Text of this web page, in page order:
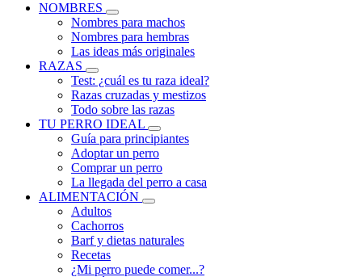
NOMBRES
Nombres para machos
Nombres para hembras
Las ideas más originales
RAZAS
Test: ¿cuál es tu raza ideal?
Razas cruzadas y mestizos
Todo sobre las razas
TU PERRO IDEAL
Guía para principiantes
Adoptar un perro
Comprar un perro
La llegada del perro a casa
ALIMENTACIÓN
Adultos
Cachorros
Barf y dietas naturales
Recetas
¿Mi perro puede comer...?